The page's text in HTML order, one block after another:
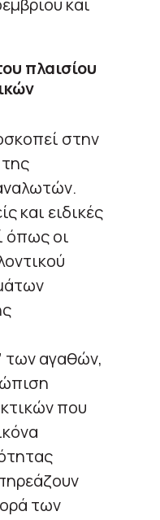
πλαισίου
στην
και ειδικές
όπως οι
των αγαθών,
που
των